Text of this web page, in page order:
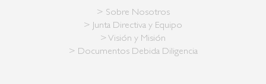
> Sobre Nosotros
> Junta Directiva y Equipo
> Visión y Misión
> Documentos Debida Diligencia